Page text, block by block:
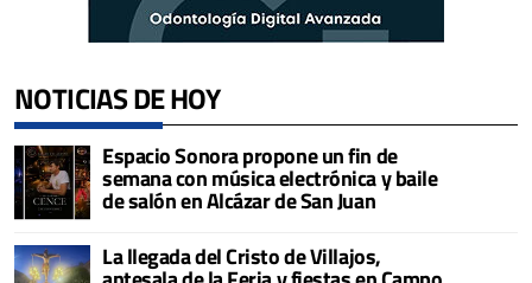
NOTICIAS DE HOY
Espacio Sonora propone un fin de
semana con música electrónica y baile
de salón en Alcázar de San Juan
La llegada del Cristo de Villajos,